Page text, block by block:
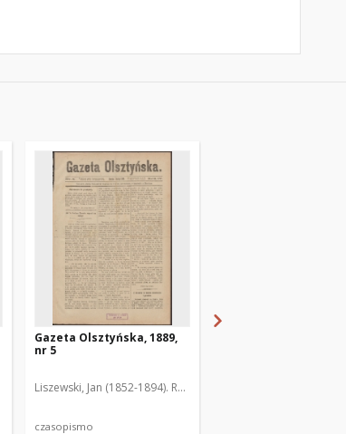
Gazeta Olsztyńska, 1889,
nr 5
Liszewski, Jan (1852-1894). Red.
czasopismo